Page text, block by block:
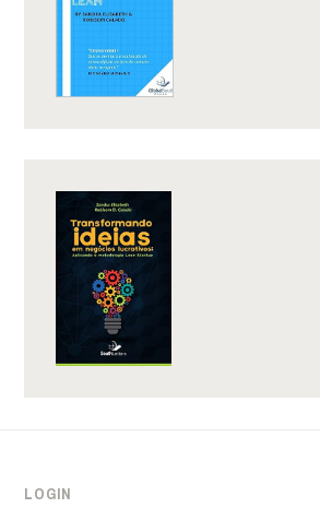
LOGIN